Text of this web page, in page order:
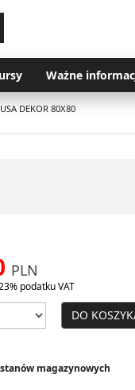
Ważne
DEKOR 80X80
PLN
podatku VAT
DO
magazynowych